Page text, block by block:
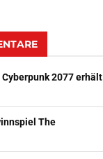
Cyberpunk 2077 erhält
The